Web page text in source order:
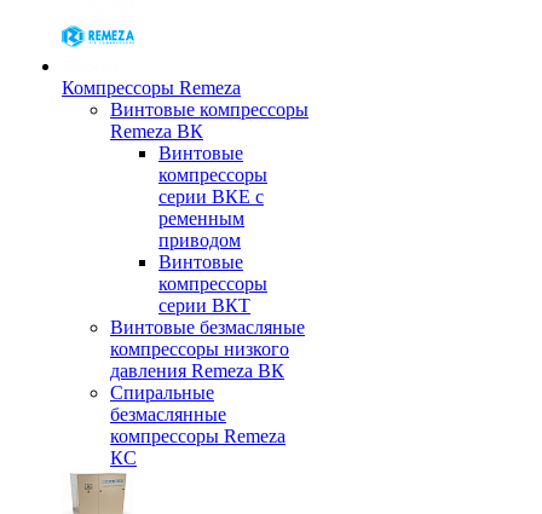
Компрессоры Remeza
Винтовые компрессоры
Remeza ВК
Винтовые
компрессоры
серии ВКЕ с
ременным
приводом
Винтовые
компрессоры
серии ВКТ
Винтовые безмасляные
компрессоры низкого
давления Remeza ВК
Спиральные
безмаслянные
компрессоры Remeza
КС